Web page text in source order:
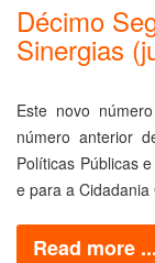
Décimo
Sinergias
Este novo
número anterior
Políticas Públicas
e para a Cidadania
Read more ...